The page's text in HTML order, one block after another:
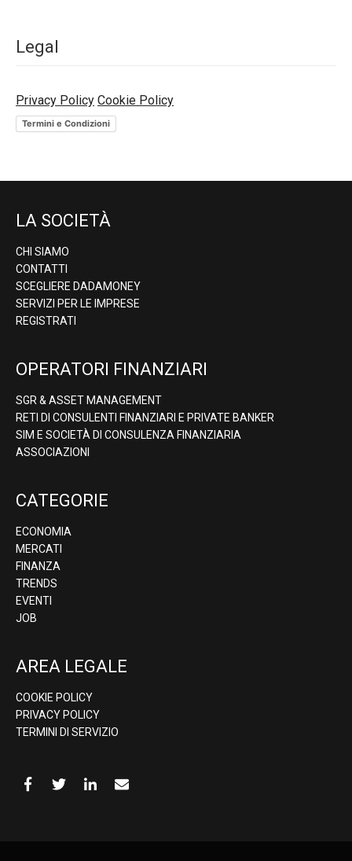
Legal
Privacy Policy Cookie Policy
Termini e Condizioni
LA SOCIETÀ
CHI SIAMO
CONTATTI
SCEGLIERE DADAMONEY
SERVIZI PER LE IMPRESE
REGISTRATI
OPERATORI FINANZIARI
SGR & ASSET MANAGEMENT
RETI DI CONSULENTI FINANZIARI E PRIVATE BANKER
SIM E SOCIETÀ DI CONSULENZA FINANZIARIA
ASSOCIAZIONI
CATEGORIE
ECONOMIA
MERCATI
FINANZA
TRENDS
EVENTI
JOB
AREA LEGALE
COOKIE POLICY
PRIVACY POLICY
TERMINI DI SERVIZIO